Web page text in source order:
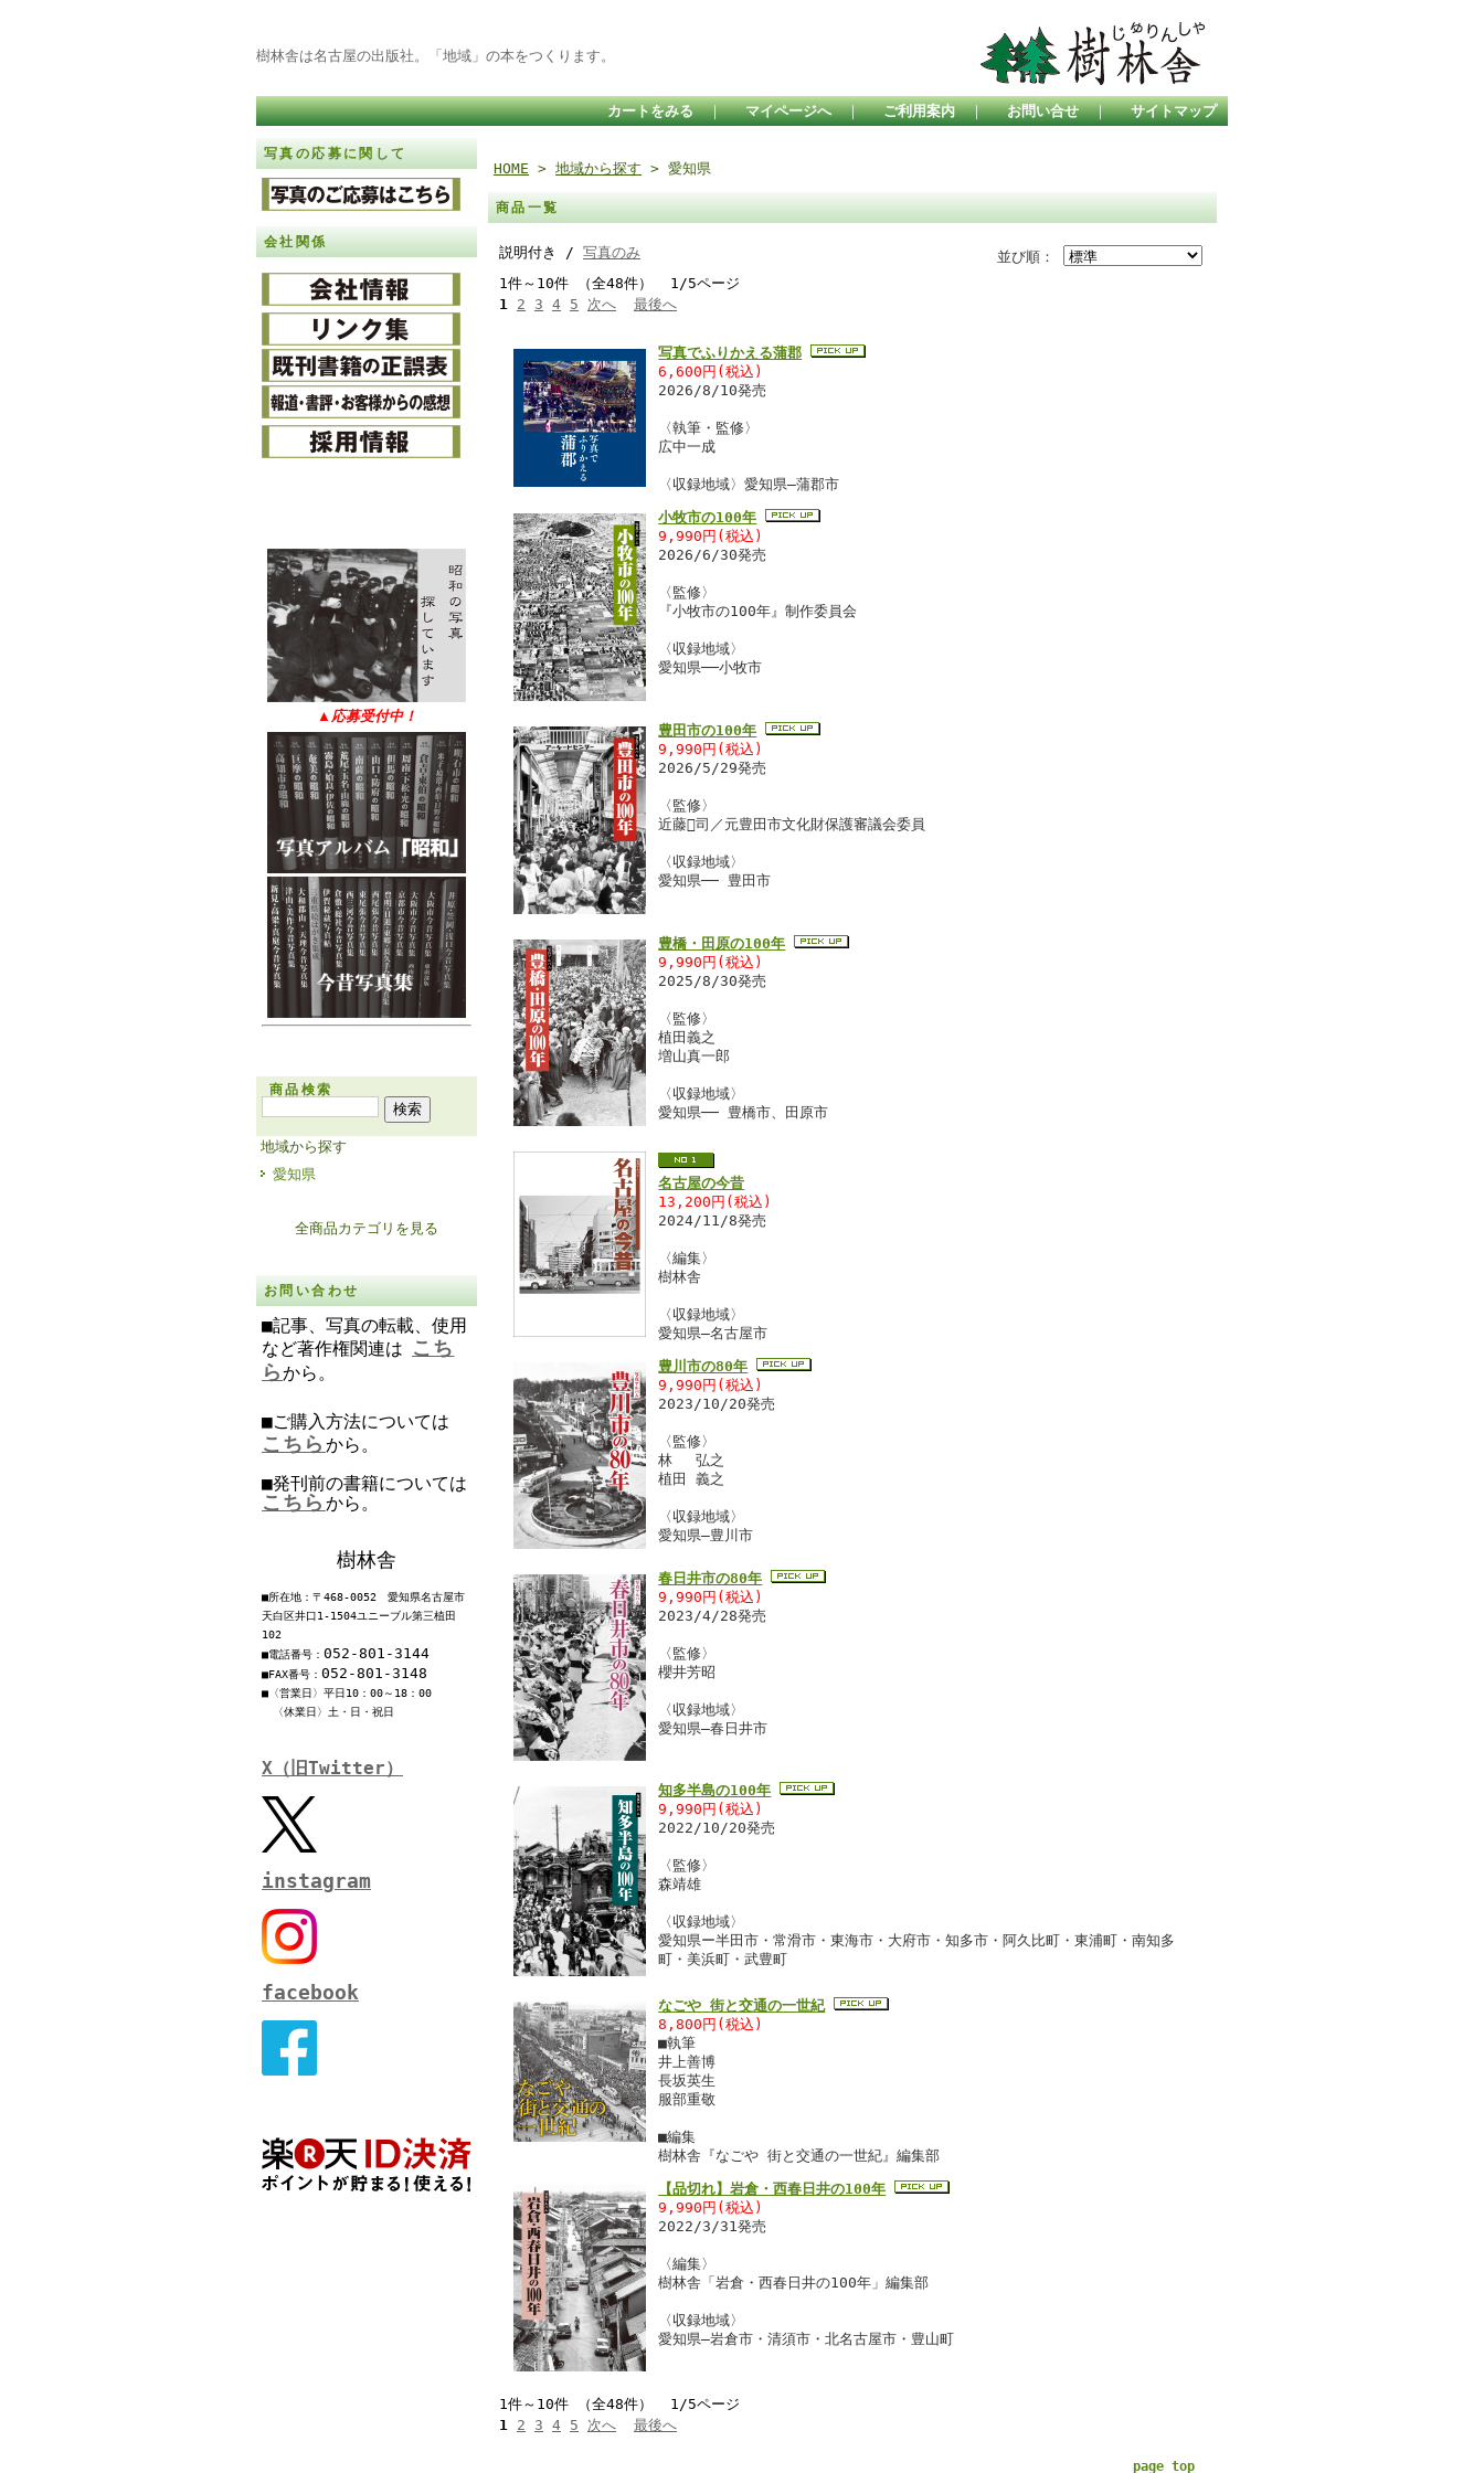
樹林舎は名古屋の出版社。「地域」の本をつくります。
カートをみる ｜ マイページへ ｜ ご利用案内 ｜ お問い合せ ｜ サイトマップ
写真の応募に関して
会社関係
▲ 応募受付中！
商品検索
地域から探す
愛知県
全商品カテゴリを見る
お問い合わせ
■記事、写真の転載、使用
など著作権関連は こち
らから。
■ご購入方法については
こちら から。
■発刊前の書籍については
こちら から。
樹林舎
■所在地：〒468-0052 愛知県名古屋市
天白区井口1-1504ユニーブル第三植田
102
■電話番号： 052-801-3144
■FAX番号： 052-801-3148
■〈営業日〉平日10：00～18：00
〈休業日〉土・日・祝日
X（旧Twitter）
instagram
facebook
HOME > 地域から探す > 愛知県
商品一覧
並び順：
説明付き / 写真のみ
1件～10件 （全48件） 1/5ページ
1 2 3 4 5 次へ 最後へ
写真でふりかえる蒲郡
6,600円(税込)
2026/8/10発売
〈執筆・監修〉
広中一成
〈収録地域〉愛知県―蒲郡市
小牧市の100年
9,990円(税込)
2026/6/30発売
〈監修〉
『小牧市の100年』制作委員会
〈収録地域〉
愛知県──小牧市
豊田市の100年
9,990円(税込)
2026/5/29発売
〈監修〉
近藤司／元豊田市文化財保護審議会委員
〈収録地域〉
愛知県── 豊田市
豊橋・田原の100年
9,990円(税込)
2025/8/30発売
〈監修〉
植田義之
増山真一郎
〈収録地域〉
愛知県── 豊橋市、田原市
名古屋の今昔
13,200円(税込)
2024/11/8発売
〈編集〉
樹林舎
〈収録地域〉
愛知県―名古屋市
豊川市の80年
9,990円(税込)
2023/10/20発売
〈監修〉
林 弘之
植田 義之
〈収録地域〉
愛知県―豊川市
春日井市の80年
9,990円(税込)
2023/4/28発売
〈監修〉
櫻井芳昭
〈収録地域〉
愛知県―春日井市
知多半島の100年
9,990円(税込)
2022/10/20発売
〈監修〉
森靖雄
〈収録地域〉
愛知県ー半田市・常滑市・東海市・大府市・知多市・阿久比町・東浦町・南知多
町・美浜町・武豊町
なごや 街と交通の一世紀
8,800円(税込)
■執筆
井上善博
長坂英生
服部重敬
■編集
樹林舎『なごや 街と交通の一世紀』編集部
【品切れ】岩倉・西春日井の100年
9,990円(税込)
2022/3/31発売
〈編集〉
樹林舎「岩倉・西春日井の100年」編集部
〈収録地域〉
愛知県―岩倉市・清須市・北名古屋市・豊山町
1件～10件 （全48件） 1/5ページ
1 2 3 4 5 次へ 最後へ
page top